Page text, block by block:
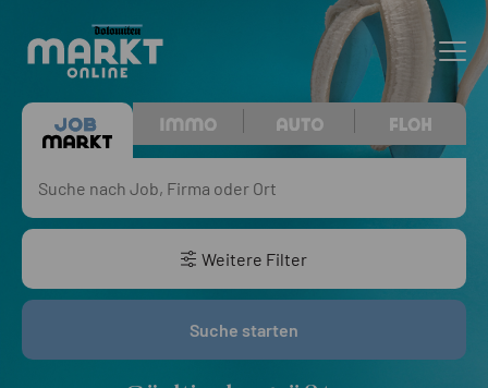
Weitere Filter
Suche starten